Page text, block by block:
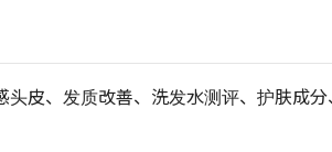
皮、发质改善、洗发水测评、护肤成分